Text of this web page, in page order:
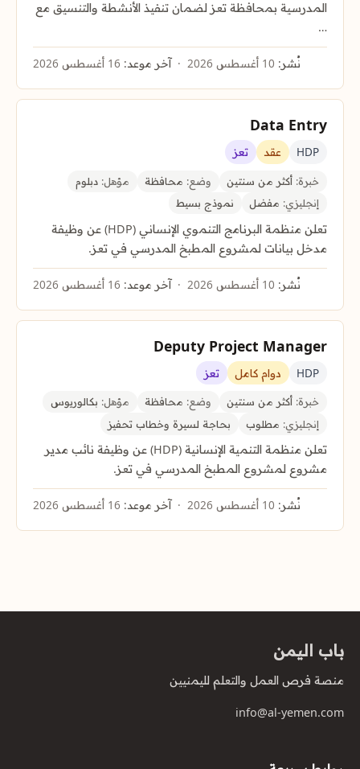
المدرسية بمحافظة تعز لضمان تنفيذ الأنشطة والتنسيق مع
…
نُشر: آخر موعد:
Data Entry
HDP عقد تعز
خبرة: أكثر من سنتين وضع: محافظة مؤهل: دبلوم
إنجليزي: مفضل نموذج بسيط
تعلن منظمة البرنامج التنموي الإنساني (HDP) عن وظيفة
مدخل بيانات لمشروع المطبخ المدرسي في تعز.
نُشر: آخر موعد:
Deputy Project Manager
HDP دوام كامل تعز
خبرة: أكثر من سنتين وضع: محافظة مؤهل: بكالوريوس
إنجليزي: مطلوب بحاجة لسيرة وخطاب تحفيز
تعلن منظمة التنمية الإنسانية (HDP) عن وظيفة نائب مدير
مشروع لمشروع المطبخ المدرسي في تعز.
نُشر: آخر موعد:
باب اليمن
منصة فرص العمل والتعلم لليمنيين
info@al-yemen.com